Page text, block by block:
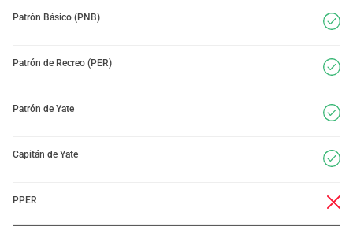
Patrón Básico (PNB)
Patrón de Recreo (PER)
Patrón de Yate
Capitán de Yate
PPER